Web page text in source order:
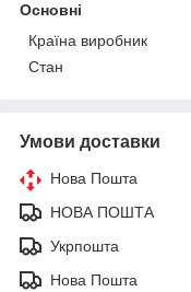
Основні
Країна виробник
Стан
Умови доставки
Нова Пошта
НОВА ПОШТА
Укрпошта
Нова Пошта